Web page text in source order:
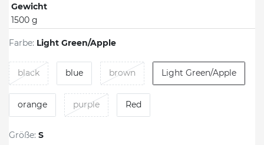
Gewicht
1500 g
Farbe: Light Green/Apple
black blue brown Light Green/Apple
orange purple Red
Größe: S